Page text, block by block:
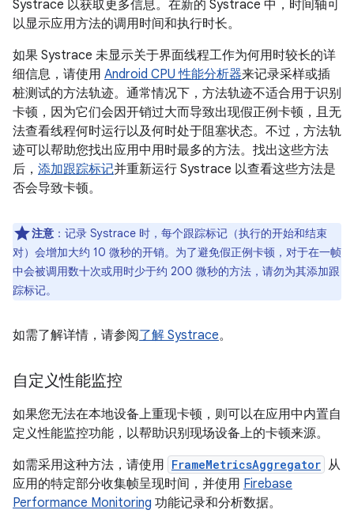
Systrace 以获取更多信息。在新的 Systrace 中，时间轴可
以显示应用方法的调用时间和执行时长。
如果 Systrace 未显示关于界面线程工作为何用时较长的详
细信息，请使用 Android CPU 性能分析器来记录采样或插
桩测试的方法轨迹。通常情况下，方法轨迹不适合用于识别
卡顿，因为它们会因开销过大而导致出现假正例卡顿，且无
法查看线程何时运行以及何时处于阻塞状态。不过，方法轨
迹可以帮助您找出应用中用时最多的方法。找出这些方法
后， 添加跟踪标记并重新运行 Systrace 以查看这些方法是
否会导致卡顿。
注意 ：记录 Systrace 时，每个跟踪标记（执行的开始和结束
对）会增加大约 10 微秒的开销。为了避免假正例卡顿，对于在一帧
中会被调用数十次或用时少于约 200 微秒的方法，请勿为其添加跟
踪标记。
如需了解详情，请参阅了解 Systrace。
自定义性能监控
如果您无法在本地设备上重现卡顿，则可以在应用中内置自
定义性能监控功能，以帮助识别现场设备上的卡顿来源。
如需采用这种方法，请使用 FrameMetricsAggregator 从
应用的特定部分收集帧呈现时间，并使用 Firebase
Performance Monitoring 功能记录和分析数据。